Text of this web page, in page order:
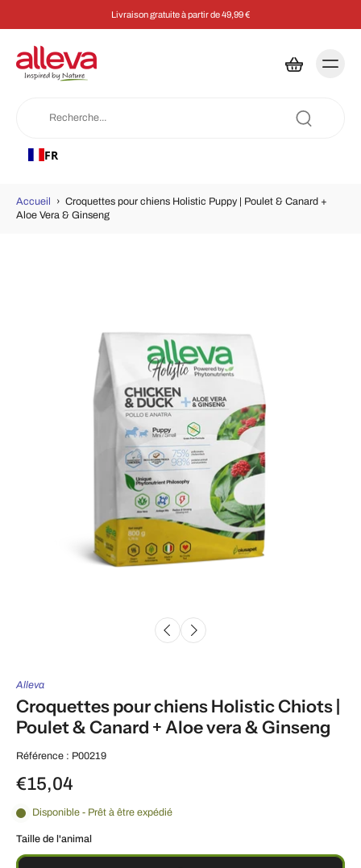
Livraison gratuite à partir de 49,99 €
FR
Accueil › Croquettes pour chiens Holistic Puppy | Poulet & Canard +
Aloe Vera & Ginseng
Alleva
Croquettes pour chiens Holistic Chiots |
Poulet & Canard + Aloe vera & Ginseng
Référence : P00219
€15,04
Disponible - Prêt à être expédié
Taille de l'animal